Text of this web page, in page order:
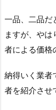
一品、二品だ
ますが、や
者による価格
納得いく業者
者を紹介させ